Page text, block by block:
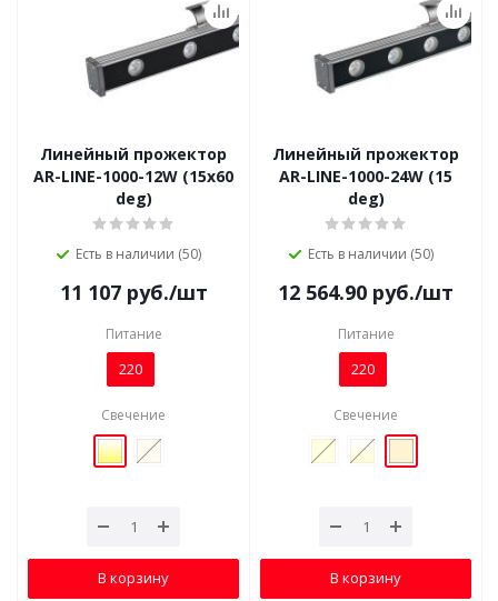
Линейный прожектор
AR-LINE-1000-12W (15x60
deg)
Есть в наличии (50)
11 107руб./шт
Питание
220
Свечение
В корзину
Линейный прожектор
AR-LINE-1000-24W (15
deg)
Есть в наличии (50)
12 564.90 руб./шт
Питание
220
Свечение
В корзину